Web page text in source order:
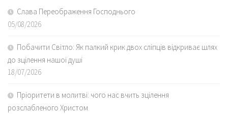
Слава Переображення Господнього
05/08/2026
Побачити Світло: Як палкий крик двох сліпців відкриває шлях
до зцілення нашої душі
18/07/2026
Пріоритети в молитві: чого нас вчить зцілення
розслабленого Христом